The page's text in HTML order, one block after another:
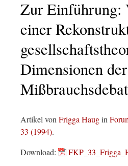
Zur Einführung:
einer
Dimensionen der
Artikel von Frigga Haugin
33 (1994).
Download: